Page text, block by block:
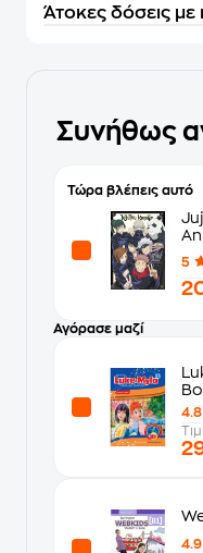
Άτοκες δόσεις με
Συνήθως
Τώρα βλέπεις αυτό
5
Αγόρασε μαζί
4.8
4.9